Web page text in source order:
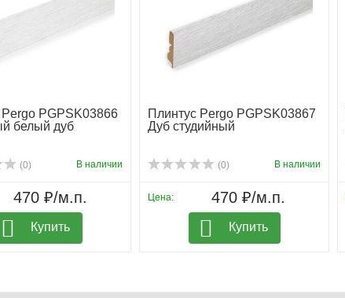
Pergo PGPSK03866
белый дуб
(0) В наличии
470 ₽/м.п.
Купить
Плинтус Pergo PGPSK03867
Дуб студийный
(0) В наличии
Цена: 470 ₽/м.п.
Купить